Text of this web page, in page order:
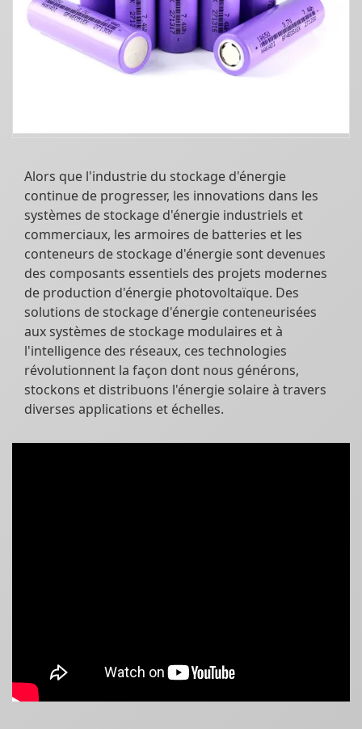
Alors que l'industrie du stockage d'énergie
continue de progresser, les innovations dans les
systèmes de stockage d'énergie industriels et
commerciaux, les armoires de batteries et les
conteneurs de stockage d'énergie sont devenues
des composants essentiels des projets modernes
de production d'énergie photovoltaïque. Des
solutions de stockage d'énergie conteneurisées
aux systèmes de stockage modulaires et à
l'intelligence des réseaux, ces technologies
révolutionnent la façon dont nous générons,
stockons et distribuons l'énergie solaire à travers
diverses applications et échelles.